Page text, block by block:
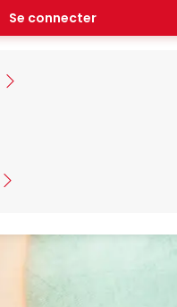
Se connecter